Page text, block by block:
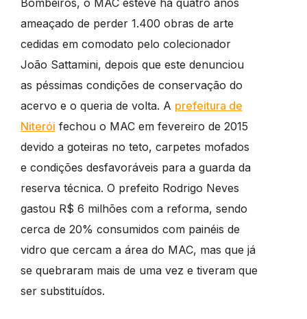
Bombeiros, o MAC esteve há quatro anos
ameaçado de perder 1.400 obras de arte
cedidas em comodato pelo colecionador
João Sattamini, depois que este denunciou
as péssimas condições de conservação do
acervo e o queria de volta. A prefeitura de
Niterói fechou o MAC em fevereiro de 2015
devido a goteiras no teto, carpetes mofados
e condições desfavoráveis para a guarda da
reserva técnica. O prefeito Rodrigo Neves
gastou R$ 6 milhões com a reforma, sendo
cerca de 20% consumidos com painéis de
vidro que cercam a área do MAC, mas que já
se quebraram mais de uma vez e tiveram que
ser substituídos.